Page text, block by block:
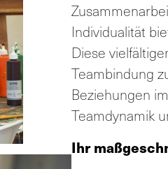
Individualität
Diese
Teambindung
Beziehungen
Teamdynamik
Ihr